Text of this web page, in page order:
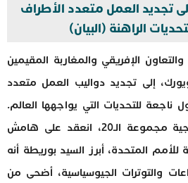
تجديد العمل متعدد الأطراف
الراهنة (البيان)
الإفريقي والمغاربة المقيمين
إلى تجديد دواليب العمل متعدد
ناجعة للتحديات التي يواجهها العالم.
وخلال اجتماع لوزراء خارجية مجموعة الـ20، انعقد على هامش
العامة للأمم المتحدة، أبرز السيد بوريطة أنه
والتوترات الجيوسياسية، أضحى من